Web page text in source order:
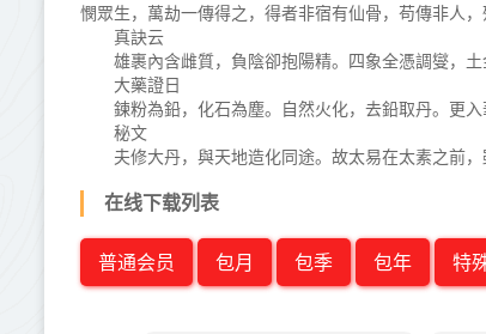
憫眾生，萬劫一傳得之，得者非宿有仙骨，苟傳非人
真訣云
雄裹內含雌質，負陰卻抱陽精。四象全憑調燮，土
大藥證日
鍊粉為鉛，化石為塵。自然火化，去鉛取丹。更入
秘文
夫修大丹，與天地造化同途。故太易在太素之前，
在线下载列表
普通会员 包月 包季 包年 特